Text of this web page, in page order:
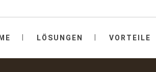
LÖSUNGEN VORTEILE